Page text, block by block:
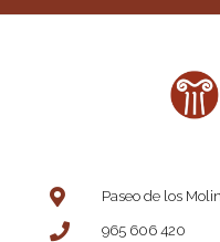
Paseo de los
965 606 420